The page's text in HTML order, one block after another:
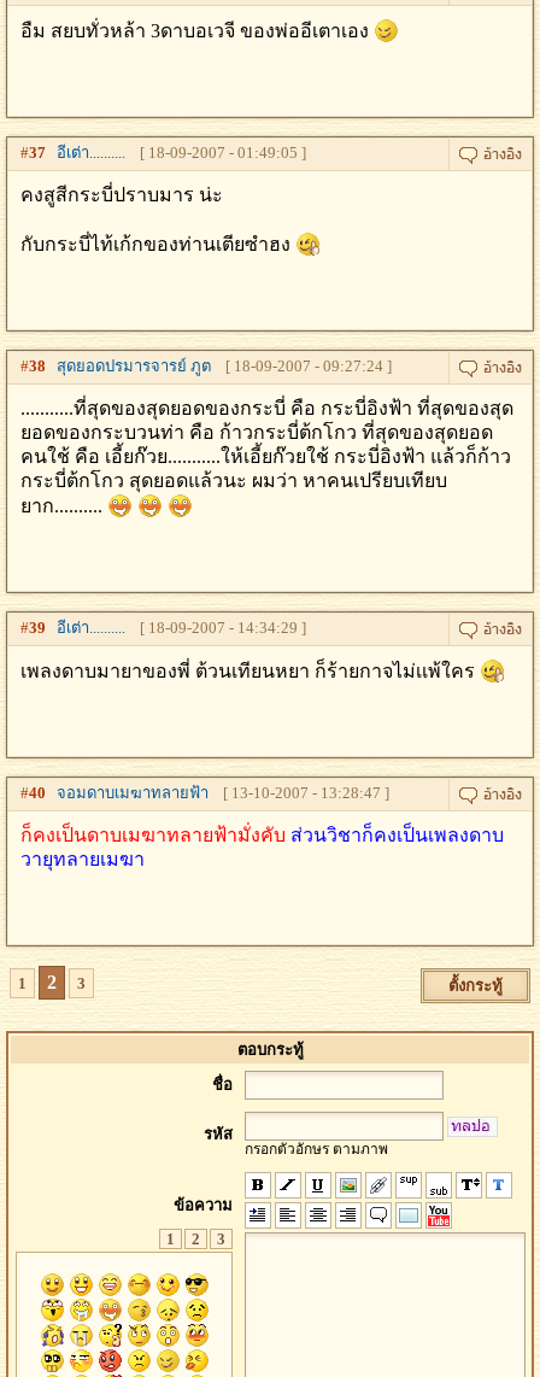
อืม สยบทั่วหล้า 3ดาบอเวจี ของพ่ออีเตาเอง
#37 อีเต่า.......... [ 18-09-2007 - 01:49:05 ]
คงสูสีกระบี่ปราบมาร น่ะ
กับกระบี่ไท้เก้กของท่านเตียซำฮง
#38 สุดยอดปรมารจารย์ ภูต [ 18-09-2007 - 09:27:24 ]
...........ที่สุดของสุดยอดของกระบี่ คือ กระบี่อิงฟ้า ที่สุดของสุด
ยอดของกระบวนท่า คือ ก้าวกระบี่ต้กโกว ที่สุดของสุดยอด
คนใช้ คือ เอี้ยก๊วย...........ให้เอี้ยก๊วยใช้ กระบี่อิงฟ้า แล้วก็ก้าว
กระบี่ต้กโกว สุดยอดแล้วนะ ผมว่า หาคนเปรียบเทียบ
ยาก..........
#39 อีเต่า.......... [ 18-09-2007 - 14:34:29 ]
เพลงดาบมายาของพี่ ต้วนเทียนหยา ก็ร้ายกาจไม่เเพ้ใคร
#40 จอมดาบเมฆาทลายฟ้า [ 13-10-2007 - 13:28:47 ]
ก็คงเป็นดาบเมฆาทลายฟ้ามั่งคับ ส่วนวิชาก็คงเป็นเพลงดาบ
วายุทลายเมฆา
1 2 3 ตั้งกระทู้
ตอบกระทู้
ชื่อ
รหัส
กรอกตัวอักษร ตามภาพ
ข้อความ
1
2 3